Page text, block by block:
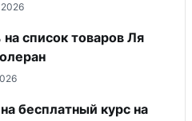
список товаров Ля
бесплатный курс на